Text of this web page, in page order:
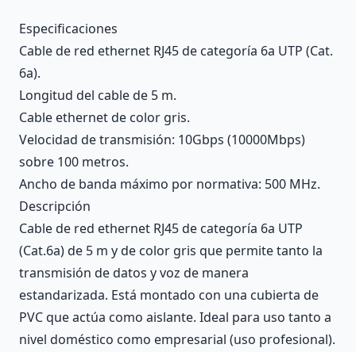
Description
Especificaciones
Cable de red ethernet RJ45 de categoría 6a UTP (Cat.
6a).
Longitud del cable de 5 m.
Cable ethernet de color gris.
Velocidad de transmisión: 10Gbps (10000Mbps)
sobre 100 metros.
Ancho de banda máximo por normativa: 500 MHz.
Descripción
Cable de red ethernet RJ45 de categoría 6a UTP
(Cat.6a) de 5 m y de color gris que permite tanto la
transmisión de datos y voz de manera
estandarizada. Está montado con una cubierta de
PVC que actúa como aislante. Ideal para uso tanto a
nivel doméstico como empresarial (uso profesional).